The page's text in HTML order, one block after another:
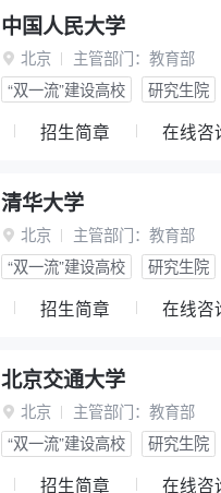
中国人民大学
 北京 主管部门： 教育部
“双一流”建设高校
研究生院
招生简章 在线咨
清华大学
 北京 主管部门： 教育部
“双一流”建设高校
研究生院
招生简章 在线咨
北京交通大学
 北京 主管部门： 教育部
“双一流”建设高校
研究生院
招生简章 在线咨